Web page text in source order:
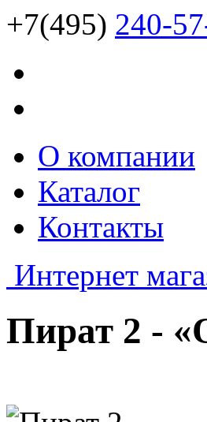
+7(495) 240-
О компании
Каталог
Контакты
Интернет
Пират 2 -